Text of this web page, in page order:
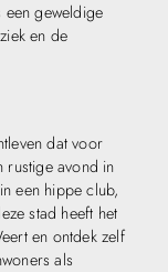
een geweldige
en de
dat voor
rustige avond in
een hippe club,
stad heeft het
en ontdek zelf
als